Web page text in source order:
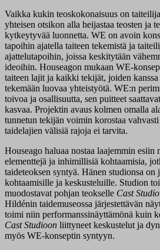
Vaikka kukin teoskokonaisuus on
yhteisen otsikon alla heijastaa teosten ja
kytkeytyvää luonnetta. WE on avoin
tapoihin ajatella taiteen tekemistä ja
ajattelutapoihin, joissa keskitytään
ideoihin. Houseagon mukaan WE-
taiteen lajit ja kaikki tekijät, joiden
tekemään luovaa yhteistyötä. WE:n
toivoa ja osallisuutta, sen puitteet
kasvaa. Projektin avaus kolmen omalla
tunnetun tekijän voimin korostaa
taidelajien välisiä rajoja ei tarvita.
Houseago haluaa nostaa laajemmin esiin
elementtejä ja inhimillisiä kohtaamisia,
taideteoksen syntyä. Hänen studionsa
kohtaamisille ja keskusteluille. Studion
muodostavat pohjan teokselle Cast Studio
Hildénin taidemuseossa järjestettävän
toimi niin performanssinäyttämönä kuin
Cast Studioon liittyneet keskustelut ja
myös WE-konseptin syntyyn.